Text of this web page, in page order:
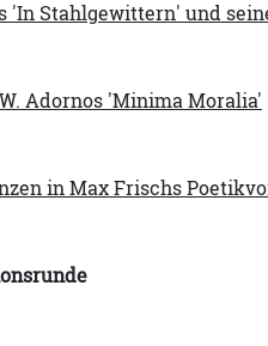
Stahlgewittern' und
Adornos 'Minima Moralia'
in Max Frischs